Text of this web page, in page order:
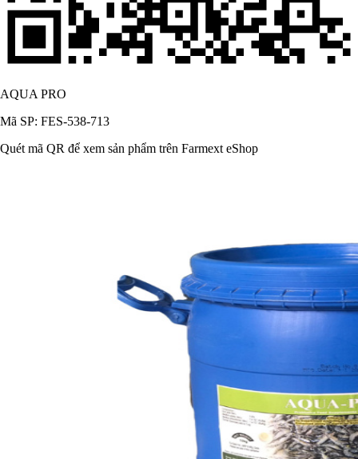
AQUA PRO
Mã SP: FES-538-713
Quét mã QR để xem sản phẩm trên Farmext eShop